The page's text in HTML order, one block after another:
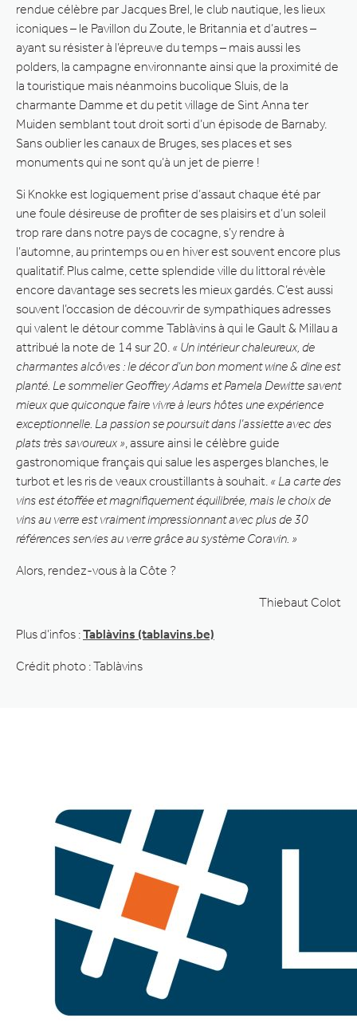
rendue célèbre par Jacques Brel, le club nautique, les lieux
iconiques – le Pavillon du Zoute, le Britannia et d’autres –
ayant su résister à l’épreuve du temps – mais aussi les
polders, la campagne environnante ainsi que la proximité de
la touristique mais néanmoins bucolique Sluis, de la
charmante Damme et du petit village de Sint Anna ter
Muiden semblant tout droit sorti d’un épisode de Barnaby.
Sans oublier les canaux de Bruges, ses places et ses
monuments qui ne sont qu’à un jet de pierre !
Si Knokke est logiquement prise d’assaut chaque été par
une foule désireuse de profiter de ses plaisirs et d’un soleil
trop rare dans notre pays de cocagne, s’y rendre à
l’automne, au printemps ou en hiver est souvent encore plus
qualitatif. Plus calme, cette splendide ville du littoral révèle
encore davantage ses secrets les mieux gardés. C’est aussi
souvent l’occasion de découvrir de sympathiques adresses
qui valent le détour comme Tablàvins à qui le Gault & Millau a
attribué la note de 14 sur 20. « Un intérieur chaleureux, de
charmantes alcôves : le décor d’un bon moment wine & dine est
planté. Le sommelier Geoffrey Adams et Pamela Dewitte savent
mieux que quiconque faire vivre à leurs hôtes une expérience
exceptionnelle. La passion se poursuit dans l’assiette avec des
plats très savoureux » , assure ainsi le célèbre guide
gastronomique français qui salue les asperges blanches, le
turbot et les ris de veaux croustillants à souhait. « La carte des
vins est étoffée et magnifiquement équilibrée, mais le choix de
vins au verre est vraiment impressionnant avec plus de 30
références servies au verre grâce au système Coravin. »
Alors, rendez-vous à la Côte ?
Thiebaut Colot
Plus d’infos :Tablàvins (tablavins.be)
Crédit photo : Tablàvins